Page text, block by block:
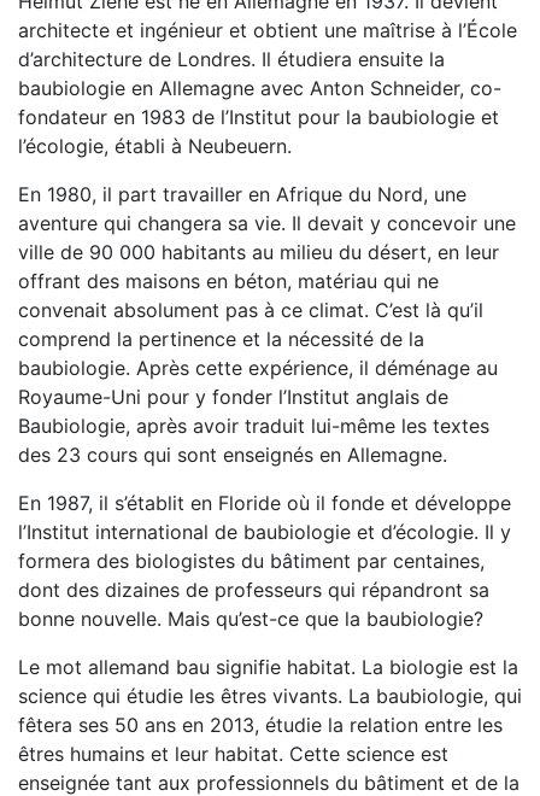
architecte et ingénieur et obtient une maîtrise à l’École
d’architecture de Londres. Il étudiera ensuite la
baubiologie en Allemagne avec Anton Schneider, co-
fondateur en 1983 de l’Institut pour la baubiologie et
l’écologie, établi à Neubeuern.
En 1980, il part travailler en Afrique du Nord, une
aventure qui changera sa vie. Il devait y concevoir une
ville de 90 000 habitants au milieu du désert, en leur
offrant des maisons en béton, matériau qui ne
convenait absolument pas à ce climat. C’est là qu’il
comprend la pertinence et la nécessité de la
baubiologie. Après cette expérience, il déménage au
Royaume-Uni pour y fonder l’Institut anglais de
Baubiologie, après avoir traduit lui-même les textes
des 23 cours qui sont enseignés en Allemagne.
En 1987, il s’établit en Floride où il fonde et développe
l’Institut international de baubiologie et d’écologie. Il y
formera des biologistes du bâtiment par centaines,
dont des dizaines de professeurs qui répandront sa
bonne nouvelle. Mais qu’est-ce que la baubiologie?
Le mot allemand bau signifie habitat. La biologie est la
science qui étudie les êtres vivants. La baubiologie, qui
fêtera ses 50 ans en 2013, étudie la relation entre les
êtres humains et leur habitat. Cette science est
enseignée tant aux professionnels du bâtiment et de la